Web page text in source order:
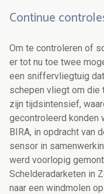
Continue
Om te controleren of
er tot nu toe twee
een sniffervliegtuig
schepen vliegt om die
zijn tijdsintensief,
gecontroleerd konden
BIRA, in opdracht van
sensor in
werd voorlopig
Schelderadarketen in
naar een windmolen